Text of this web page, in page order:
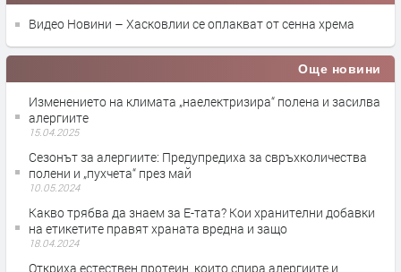
Видео Новини – Хасковлии се оплакват от сенна хрема
Още новини
Изменението на климата „наелектризира“ полена и засилва
алергиите
15.04.2025
Сезонът за алергиите: Предупредиха за свръхколичества
полени и „пухчета“ през май
10.05.2024
Какво трябва да знаем за Е-тата? Кои хранителни добавки
на етикетите правят храната вредна и защо
18.04.2024
Откриха естествен протеин, които спира алергиите и